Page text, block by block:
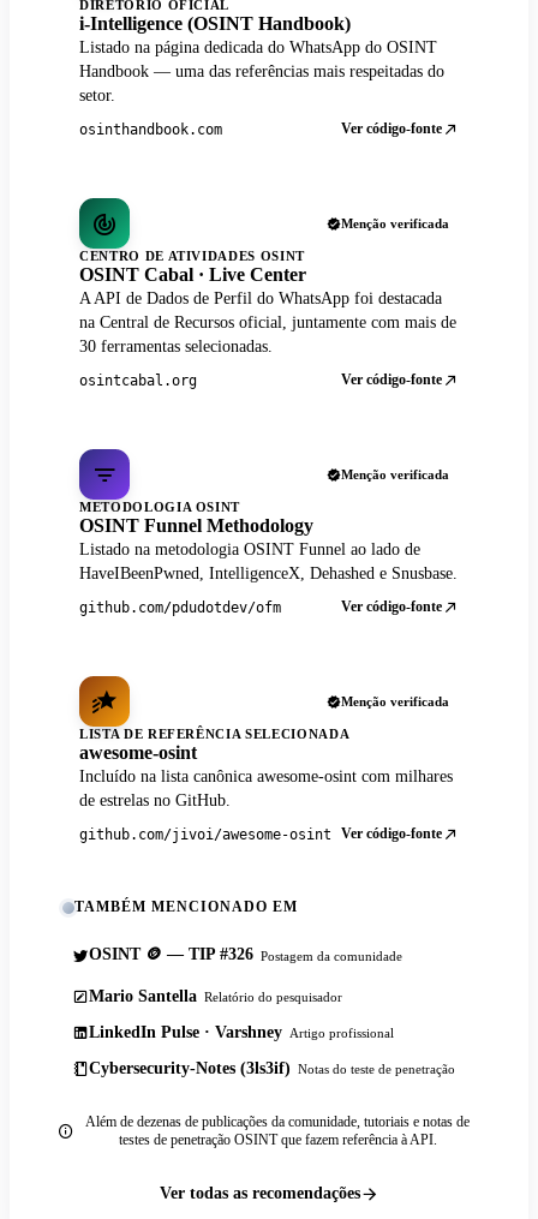
DIRETÓRIO OFICIAL
i-Intelligence (OSINT Handbook)
Listado na página dedicada do WhatsApp do OSINT
Handbook — uma das referências mais respeitadas do
setor.
osinthandbook.com Ver código-fonte
Menção verificada
CENTRO DE ATIVIDADES OSINT
OSINT Cabal · Live Center
A API de Dados de Perfil do WhatsApp foi destacada
na Central de Recursos oficial, juntamente com mais de
30 ferramentas selecionadas.
osintcabal.org Ver código-fonte
Menção verificada
METODOLOGIA OSINT
OSINT Funnel Methodology
Listado na metodologia OSINT Funnel ao lado de
HaveIBeenPwned, IntelligenceX, Dehashed e Snusbase.
github.com/pdudotdev/ofm Ver código-fonte
Menção verificada
LISTA DE REFERÊNCIA SELECIONADA
awesome-osint
Incluído na lista canônica awesome-osint com milhares
de estrelas no GitHub.
github.com/jivoi/awesome-osint Ver código-fonte
TAMBÉM MENCIONADO EM
OSINT 🪙 — TIP #326 Postagem da comunidade
Mario Santella Relatório do pesquisador
LinkedIn Pulse · Varshney Artigo profissional
Cybersecurity-Notes (3ls3if) Notas do teste de penetração
Além de dezenas de publicações da comunidade, tutoriais e notas de
testes de penetração OSINT que fazem referência à API.
Ver todas as recomendações